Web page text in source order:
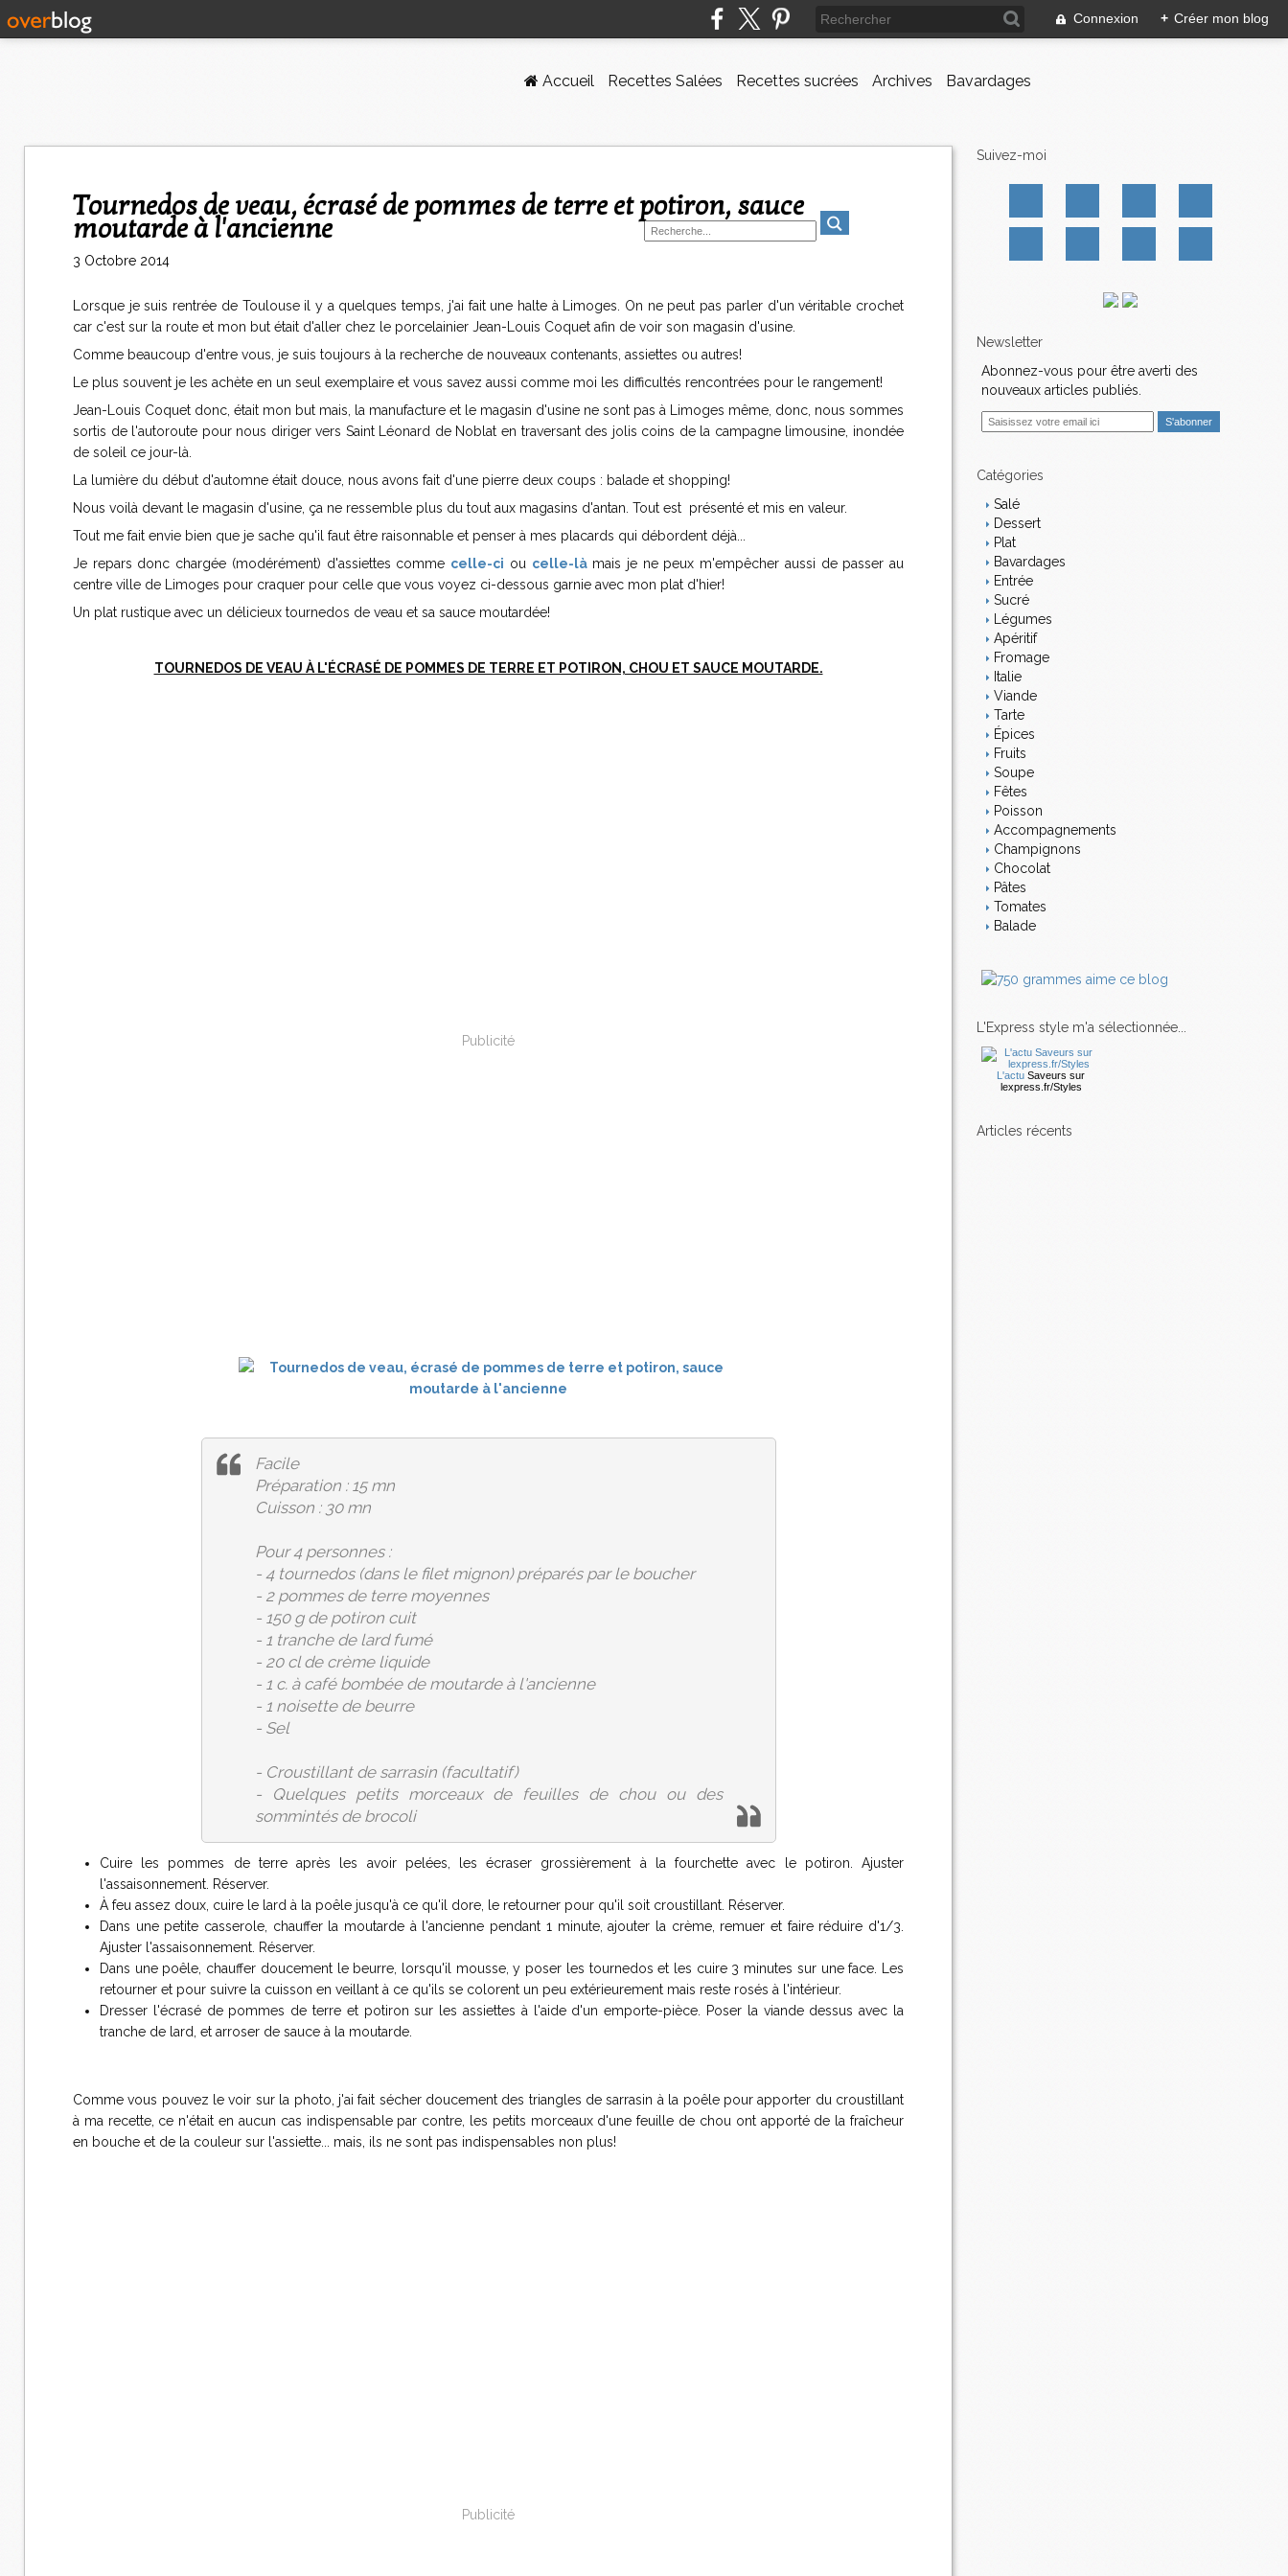
Connexion + Créer mon blog
Accueil Recettes Salées Recettes sucrées Archives Bavardages
Tournedos de veau, écrasé de pommes de terre et potiron, sauce
moutarde à l'ancienne
3 Octobre 2014
Lorsque je suis rentrée de Toulouse il y a quelques temps, j'ai fait une halte à Limoges. On ne peut pas parler d'un véritable crochet
car c'est sur la route et mon but était d'aller chez le porcelainier Jean-Louis Coquet afin de voir son magasin d'usine.
Comme beaucoup d'entre vous, je suis toujours à la recherche de nouveaux contenants, assiettes ou autres!
Le plus souvent je les achète en un seul exemplaire et vous savez aussi comme moi les difficultés rencontrées pour le rangement!
Jean-Louis Coquet donc, était mon but mais, la manufacture et le magasin d'usine ne sont pas à Limoges même, donc, nous sommes
sortis de l'autoroute pour nous diriger vers Saint Léonard de Noblat en traversant des jolis coins de la campagne limousine, inondée
de soleil ce jour-là.
La lumière du début d'automne était douce, nous avons fait d'une pierre deux coups : balade et shopping!
Nous voilà devant le magasin d'usine, ça ne ressemble plus du tout aux magasins d'antan. Tout est présenté et mis en valeur.
Tout me fait envie bien que je sache qu'il faut être raisonnable et penser à mes placards qui débordent déjà...
Je repars donc chargée (modérément) d'assiettes comme celle-ci ou celle-làmais je ne peux m'empêcher aussi de passer au
centre ville de Limoges pour craquer pour celle que vous voyez ci-dessous garnie avec mon plat d'hier!
Un plat rustique avec un délicieux tournedos de veau et sa sauce moutardée!
TOURNEDOS DE VEAU À L'ÉCRASÉ DE POMMES DE TERRE ET POTIRON, CHOU ET SAUCE MOUTARDE.
Publicité
Facile
Préparation : 15 mn
Cuisson : 30 mn
Pour 4 personnes :
- 4 tournedos (dans le filet mignon) préparés par le boucher
- 2 pommes de terre moyennes
- 150 g de potiron cuit
- 1 tranche de lard fumé
- 20 cl de crème liquide
- 1 c. à café bombée de moutarde à l'ancienne
- 1 noisette de beurre
- Sel
- Croustillant de sarrasin (facultatif)
- Quelques petits morceaux de feuilles de chou ou des
sommintés de brocoli
Cuire les pommes de terre après les avoir pelées, les écraser grossièrement à la fourchette avec le potiron. Ajuster
l'assaisonnement. Réserver.
À feu assez doux, cuire le lard à la poêle jusqu'à ce qu'il dore, le retourner pour qu'il soit croustillant. Réserver.
Dans une petite casserole, chauffer la moutarde à l'ancienne pendant 1 minute, ajouter la crème, remuer et faire réduire d'1/3.
Ajuster l'assaisonnement. Réserver.
Dans une poêle, chauffer doucement le beurre, lorsqu'il mousse, y poser les tournedos et les cuire 3 minutes sur une face. Les
retourner et pour suivre la cuisson en veillant à ce qu'ils se colorent un peu extérieurement mais reste rosés à l'intérieur.
Dresser l'écrasé de pommes de terre et potiron sur les assiettes à l'aide d'un emporte-pièce. Poser la viande dessus avec la
tranche de lard, et arroser de sauce à la moutarde.
Comme vous pouvez le voir sur la photo, j'ai fait sécher doucement des triangles de sarrasin à la poêle pour apporter du croustillant
à ma recette, ce n'était en aucun cas indispensable par contre, les petits morceaux d'une feuille de chou ont apporté de la fraîcheur
en bouche et de la couleur sur l'assiette... mais, ils ne sont pas indispensables non plus!
Publicité
Suivez-moi
Newsletter
Abonnez-vous pour être averti des
nouveaux articles publiés.
i Catégories
Salé
Dessert
Plat
Bavardages
Entrée
Sucré
Légumes
Apéritif
Fromage
Italie
Viande
Tarte
Épices
Fruits
Soupe
Fêtes
Poisson
Accompagnements
Champignons
Chocolat
Pâtes
Tomates
Balade
L'Express style m'a sélectionnée...
L'actu Saveurs sur
lexpress.fr/Styles
articles récents